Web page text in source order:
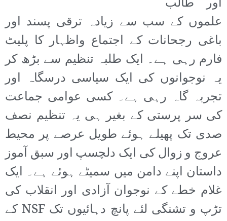
علموں کے سب سے زیادہ ترقی پسند اور
باغی رجحانات کے اجتماع واظہار کا پلیٹ
فارم رہی ہے۔ ایک طلبہ تنظیم سے بڑھ کر
یہ نوجوانوں کی ایک سیاسی درسگاہ اور
تجربہ گاہ رہی ہے۔ کسی عوامی جماعت
کی سر پرستی کے بغیر ہی یہ تنظیم نصف
صدی تک پھیلے ہوئے طویل عرصے پر محیط
عروج و زوال کی ایک دلچسپ اور سبق آموز
داستان اپنے دامن میں سمیٹے ہوئے ہے۔ ایک
غلام خطے کے نوجوان آزادی اور انقلاب کی
تڑپ و تشنگی لئے پانچ دہائیوں تک NSF کے